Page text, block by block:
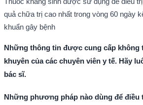
quả chữa trị cao nhất trong vòng 60 ngày
khuẩn gây bệnh
Những thông tin được cung cấp không
khuyên của các chuyên viên y tế. Hãy
bác sĩ.
Những phương pháp nào dùng để điều